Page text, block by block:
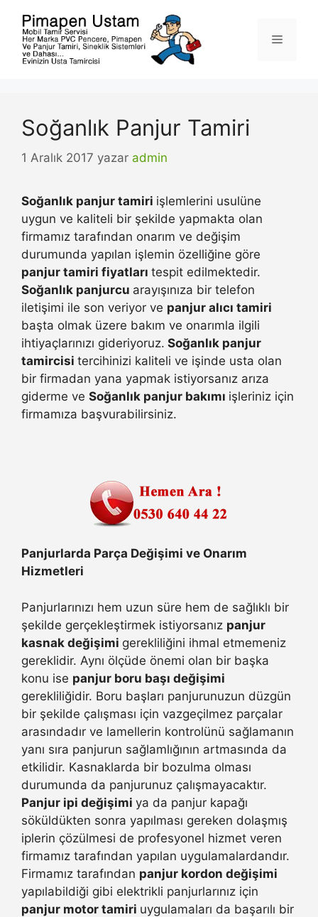
Menü
Soğanlık Panjur Tamiri
1 Aralık 2017 yazar admin
Soğanlık panjur tamiri işlemlerini usulüne
uygun ve kaliteli bir şekilde yapmakta olan
firmamız tarafından onarım ve değişim
durumunda yapılan işlemin özelliğine göre
panjur tamiri fiyatları tespit edilmektedir.
Soğanlık panjurcu arayışınıza bir telefon
iletişimi ile son veriyor ve panjur alıcı tamiri
başta olmak üzere bakım ve onarımla ilgili
ihtiyaçlarınızı gideriyoruz. Soğanlık panjur
tamircisi tercihinizi kaliteli ve işinde usta olan
bir firmadan yana yapmak istiyorsanız arıza
giderme ve Soğanlık panjur bakımı işleriniz için
firmamıza başvurabilirsiniz.
Panjurlarda Parça Değişimi ve Onarım
Hizmetleri
Panjurlarınızı hem uzun süre hem de sağlıklı bir
şekilde gerçekleştirmek istiyorsanız panjur
kasnak değişimi gerekliliğini ihmal etmemeniz
gereklidir. Aynı ölçüde önemi olan bir başka
konu ise panjur boru başı değişimi
gerekliliğidir. Boru başları panjurunuzun düzgün
bir şekilde çalışması için vazgeçilmez parçalar
arasındadır ve lamellerin kontrolünü sağlamanın
yanı sıra panjurun sağlamlığının artmasında da
etkilidir. Kasnaklarda bir bozulma olması
durumunda da panjurunuz çalışmayacaktır.
Panjur ipi değişimi ya da panjur kapağı
söküldükten sonra yapılması gereken dolaşmış
iplerin çözülmesi de profesyonel hizmet veren
firmamız tarafından yapılan uygulamalardandır.
Firmamız tarafından panjur kordon değişimi
yapılabildiği gibi elektrikli panjurlarınız için
panjur motor tamiri uygulamaları da başarılı bir